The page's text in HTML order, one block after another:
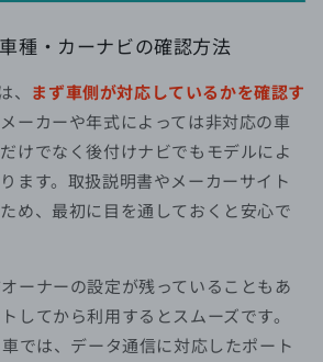
種・カーナビの確認方法
まず車側が対応しているかを確認す
メーカーや年式によっては非対応の車
けでなく後付けナビでもモデルによ
ます。取扱説明書やメーカーサイト
め、最初に目を通しておくと安心で
ーナーの設定が残っていることもあ
してから利用するとスムーズです。
では、データ通信に対応したポート